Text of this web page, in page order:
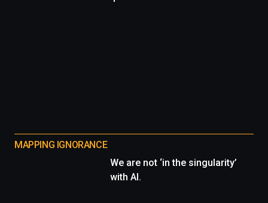
MAPPING IGNORANCE
We are not ‘in the singularity’
with AI.